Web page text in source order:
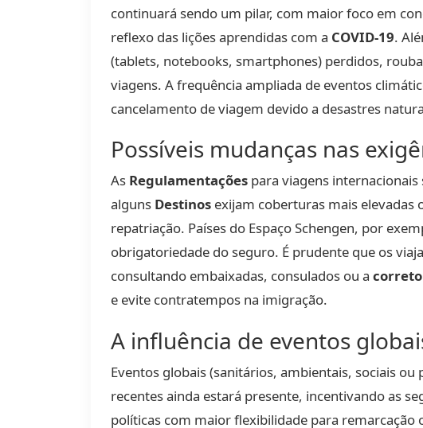
continuará sendo um pilar, com maior foco em
reflexo das lições aprendidas com a COVID-19.
(tablets, notebooks, smartphones) perdidos,
viagens. A frequência ampliada de eventos
cancelamento de viagem devido a desastres
Possíveis mudanças nas
As Regulamentações para viagens
alguns Destinos exijam coberturas mais elevadas
repatriação. Países do Espaço Schengen, por
obrigatoriedade do seguro. É prudente que os
consultando embaixadas, consulados ou a
e evite contratempos na imigração.
A influência de eventos
Eventos globais (sanitários, ambientais, sociais
recentes ainda estará presente, incentivando as
políticas com maior flexibilidade para